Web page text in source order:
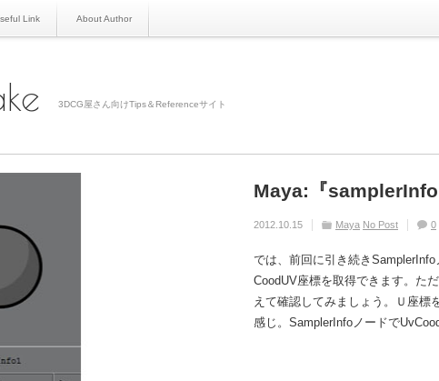
Link About Author
3DCG屋さん向けTips＆Referenceサイト
Maya:『
2012.10.15 Maya No Post 0
では、前回に引き続き
CoodUV座標を取得できます。た
えて確認してみましょう。Ｕ座標
感じ。SamplerInfoノードで
2020.05.19 Houdini
Houdini:Edge
2019.08.28 Houdini
Maya:『
2013.02.03 Maya No Post 0
Maya:12.345e-006
2014.07.07 Maya 0
Houdini:Damping
2019.04.09 Houdini
Houdini:Python
2018.09.14 Houdini
toxik:[Rewire]
2013.09.09 No Post other toxik
Houdini:Attribute
2017.10.29 Houdini
Houdiniレシピ:彼ら
2015.02.04 Houdini